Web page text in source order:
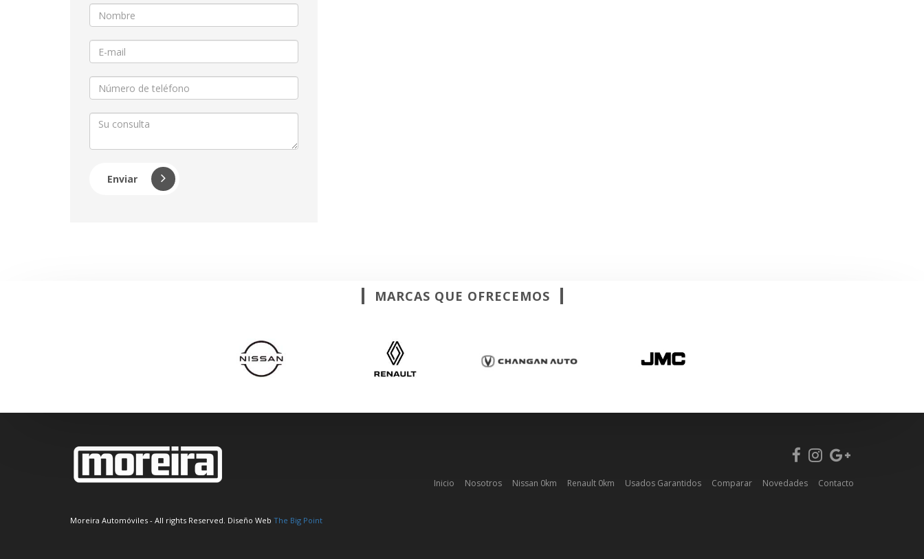
Enviar
MARCAS QUE OFRECEMOS
Inicio Nosotros Nissan 0km Renault 0km Usados Garantidos Comparar Novedades Contacto
Moreira Automóviles - All rights Reserved. Diseño Web The Big Point